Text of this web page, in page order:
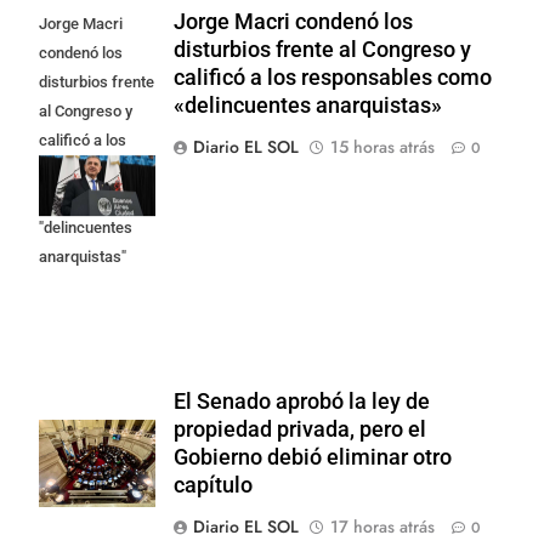
Jorge Macri
condenó los
disturbios frente
al Congreso y
calificó a los
responsables
como
"delincuentes
anarquistas"
Jorge Macri condenó los
disturbios frente al Congreso y
calificó a los responsables como
«delincuentes anarquistas»
Diario EL SOL
15 horas atrás 0
El Senado aprobó la ley de
propiedad privada, pero el
Gobierno debió eliminar otro
capítulo
Diario EL SOL
17 horas atrás 0